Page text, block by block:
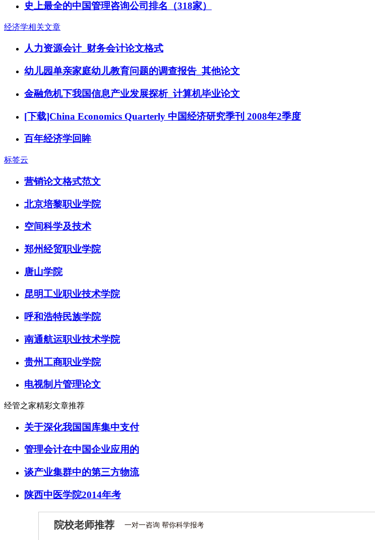
史上最全的中国管理咨询公司排名（318家）
经济学相关文章
人力资源会计_财务会计论文格式
幼儿园单亲家庭幼儿教育问题的调查报告_其他论文
金融危机下我国信息产业发展探析_计算机毕业论文
[下载]China Economics Quarterly 中国经济研究季刊 2008年2季度
百年经济学回眸
标签云
营销论文格式范文
北京培黎职业学院
空间科学及技术
郑州经贸职业学院
唐山学院
昆明工业职业技术学院
呼和浩特民族学院
南通航运职业技术学院
贵州工商职业学院
电视制片管理论文
经管之家精彩文章推荐
关于深化我国国库集中支付
管理会计在中国企业应用的
谈产业集群中的第三方物流
陕西中医学院2014年考
院校老师推荐 一对一咨询 帮你科学报考